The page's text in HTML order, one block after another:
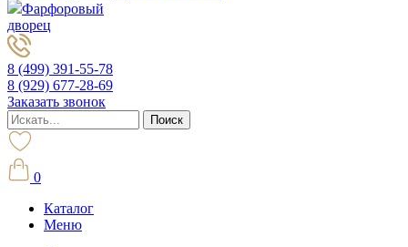
Фарфоровый
дворец
8 (499) 391-55-78
8 (929) 677-28-69
Заказать звонок
0
Каталог
Меню